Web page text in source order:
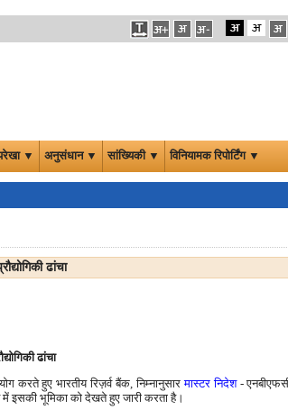
▼ अनुसंधान ▼ सांख्यिकी ▼ विनियामक रिपोर्टिंग ▼
ढांचा
ढांचा
करते हुए भारतीय रिज़र्व बैंक, निम्नानुसारमास्टर निदेश-
इसकी भूमिका को देखते हुए जारी करता है।